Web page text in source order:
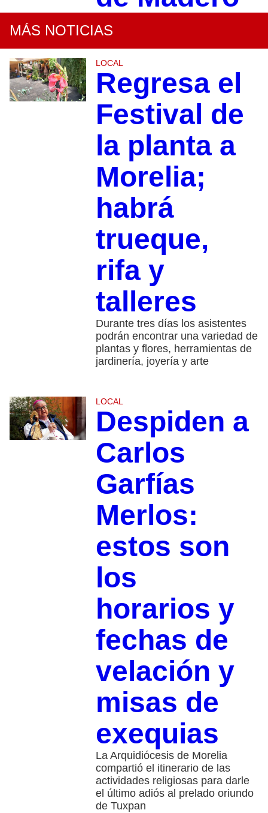
MÁS NOTICIAS
LOCAL
Regresa el
Festival de
la planta a
Morelia;
habrá
trueque,
rifa y
talleres
Durante tres días los asistentes
podrán encontrar una variedad de
plantas y flores, herramientas de
jardinería, joyería y arte
LOCAL
Despiden a
Carlos
Garfías
Merlos:
estos son
los
horarios y
fechas de
velación y
misas de
exequias
La Arquidiócesis de Morelia
compartió el itinerario de las
actividades religiosas para darle
el último adiós al prelado oriundo
de Tuxpan